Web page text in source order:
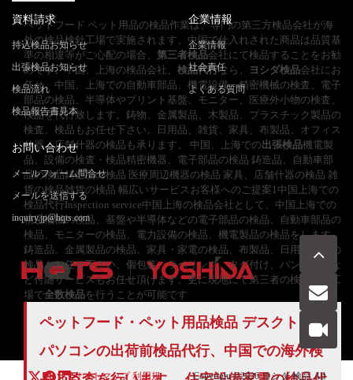
ペットフード ペット用品の検品作業は、専門の第三方検品会社が海
外の検品検針工場で実施されます。中国で仕入れされた商品は品質基
準の相違等がご心配の場合、 第三者検品会社にて検品することをお勧
めです。中国、上海の検品会社、 検品代行なら、 ヨシダ検品会社にお
任せ。中国、上海での自動車部品、機電設備、精密機械の検査、電子
部品の検品、半導体やプリント基盤、モニター、医療外小物の検査、
検品を代行致します。鋳物、金属製品、木製品、プラスチック製品の
検査、検品もお任せ下さい。日用品、雑貨、家具、布製品、オフィス
什器、店舗什器の検品も承ります。 中国、上海での出張検品機電製
品、設備の検査・検品精密機器、電子部品の検品 鋳造品、自動車部
品の検品鋳造品の検品 医療周辺機器の検品 家具、店舗什器の検品 雑
貨の検品雑貨の検品 幅広いサービスお客様へのご提案1中国上海での
検品代行Inspection service中国上海の検品会社として、中国上海での
精密機械の検品、基盤や半導体などの電子部品の検品、自動車部品の
検品、モニターの検品、電力設備の検品、機電製品の検品をします。
鋳造品、金属製品の検品、家具・家電の検品、布製品、日用品雑貨の
検品もお任せ下さい。個包装、ラベリング、タグ付け、バンニングな
ど付随サービスもお任せ頂けます。更に現地にて第三者の検品専門工
場で全数検品を行うことが可能です
ペットフード・ペット用品検品 デスクトップ
パソコンの出荷前検品代行、中国での海外検
資料請求
持込検品お知らせ
出張検品お知らせ
検品流れ
検品報告書見本
企業情報
企業情報
社会責任
よくある質問
お問い合わせ
メールフォーム問合せ
メールを送信する
inquiry.jp@hqts.com
お電話でのお問い合わせ
050-5840-2657
お問い合わせ
サイトマップ 利用規 Copyright ©2026ヨシダ 検品 All